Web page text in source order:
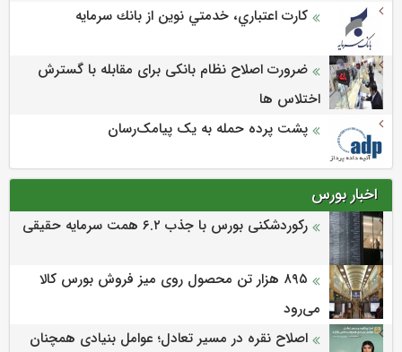
كارت اعتباري، خدمتي نوين از بانك سرمايه
ضرورت اصلاح نظام بانکی برای مقابله با گسترش
اختلاس ها
پشت پرده حمله به یک پیامک‌رسان
اخبار بورس
رکوردشکنی بورس با جذب ۶.۲ همت سرمایه حقیقی
۸۹۵ هزار تن محصول روی میز فروش بورس کالا
می‌‌رود
اصلاح نقره در مسیر تعادل؛ عوامل بنیادی همچنان